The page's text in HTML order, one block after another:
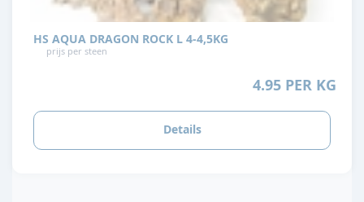
HS AQUA DRAGON ROCK L 4-4,5KG
prijs per steen
4.95 PER KG
Details